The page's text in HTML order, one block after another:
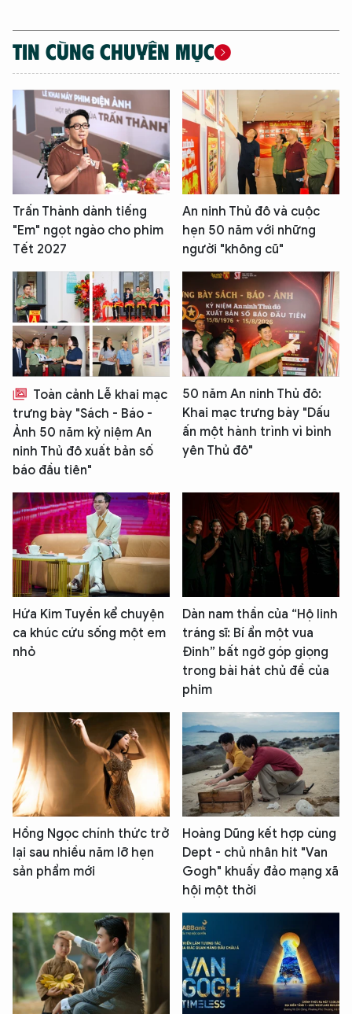
TIN CÙNG CHUYÊN MỤC
Trấn Thành dành tiếng
"Em" ngọt ngào cho phim
Tết 2027
An ninh Thủ đô và cuộc
hẹn 50 năm với những
người "không cũ"
Toàn cảnh Lễ khai mạc
trưng bày "Sách - Báo -
Ảnh 50 năm kỷ niệm An
ninh Thủ đô xuất bản số
báo đầu tiên"
50 năm An ninh Thủ đô:
Khai mạc trưng bày "Dấu
ấn một hành trình vì bình
yên Thủ đô"
Hứa Kim Tuyền kể chuyện
ca khúc cứu sống một em
nhỏ
Dàn nam thần của “Hộ linh
tráng sĩ: Bí ẩn một vua
Đinh” bất ngờ góp giọng
trong bài hát chủ đề của
phim
Hồng Ngọc chính thức trở
lại sau nhiều năm lỡ hẹn
sản phẩm mới
Hoàng Dũng kết hợp cùng
Dept - chủ nhân hit "Van
Gogh" khuấy đảo mạng xã
hội một thời